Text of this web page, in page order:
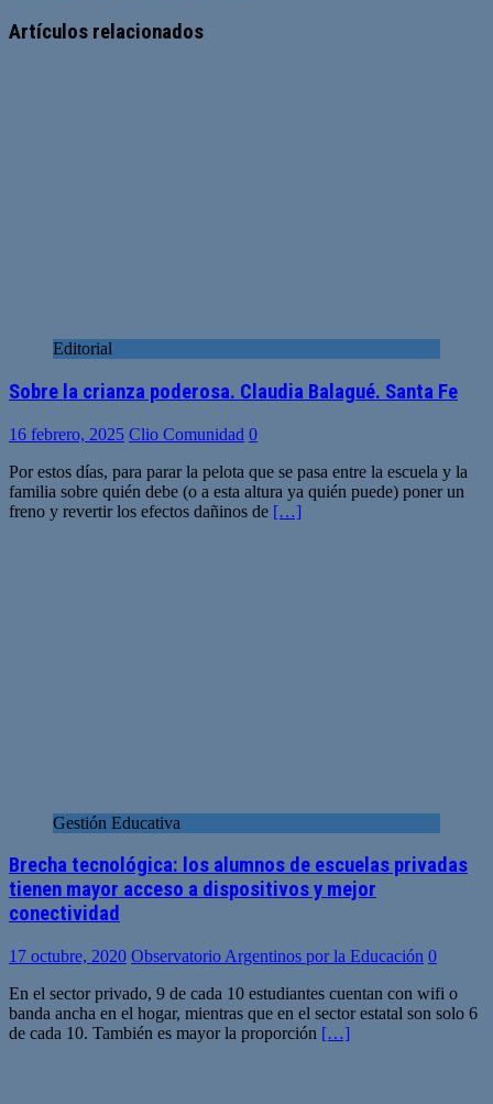
web
Artículos relacionados
Editorial
Sobre la crianza poderosa. Claudia Balagué. Santa Fe
16 febrero, 2025 Clio Comunidad 0
Por estos días, para parar la pelota que se pasa entre la escuela y la
familia sobre quién debe (o a esta altura ya quién puede) poner un
freno y revertir los efectos dañinos de […]
Gestión Educativa
Brecha tecnológica: los alumnos de escuelas privadas
tienen mayor acceso a dispositivos y mejor
conectividad
17 octubre, 2020 Observatorio Argentinos por la Educación 0
En el sector privado, 9 de cada 10 estudiantes cuentan con wifi o
banda ancha en el hogar, mientras que en el sector estatal son solo 6
de cada 10. También es mayor la proporción […]